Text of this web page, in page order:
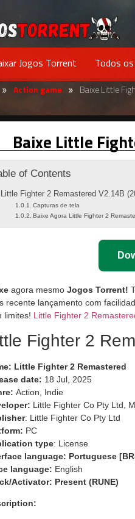
Jogos Torrent Todos
» Action game » Baixe Little
Baixe Little
of Contents
Little Fighter 2 Remastered V2.14B
Capturas de tela
Baixe Agora Little Fighter 2
agora mesmo Jogos Torrent!
recente lançamento com
limites! Little Fighter 2
Fighter 2
Little Fighter 2 Remastered
date: 18 Jul, 2025
Action, Indie
Little Fighter Co Pty Ltd,
: Little Fighter Co Pty Ltd
PC
type: License
language: Portuguese
language: English
Activator: Present (RUNE)